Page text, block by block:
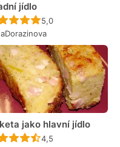
jídlo
Recept ještě nebyl
5,0
jako hlavní jídlo
Recept ještě nebyl
4,5